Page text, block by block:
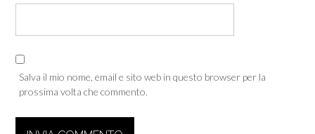
Salva il mio nome, email e sito web in questo browser per la
prossima volta che commento.